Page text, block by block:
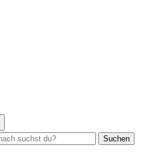
Suchen